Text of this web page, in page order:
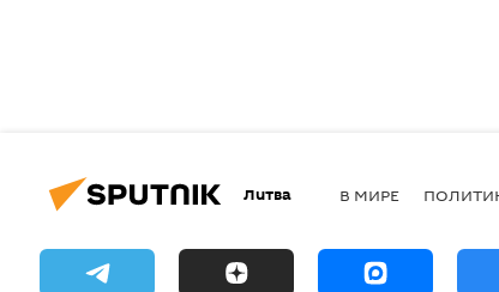
Литва В МИРЕ